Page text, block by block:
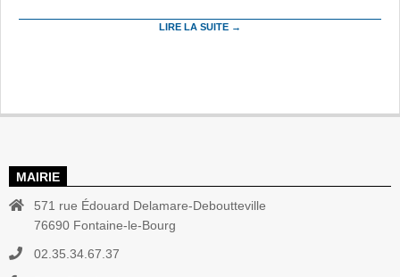
LIRE LA SUITE →
MAIRIE
571 rue Édouard Delamare-Deboutteville
76690 Fontaine-le-Bourg
02.35.34.67.37